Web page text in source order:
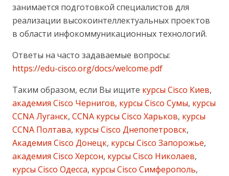
занимается подготовкой специалистов для
реализации высокоинтеллектуальных проектов
в области инфокоммуникационных технологий.
Ответы на часто задаваемые вопросы:
https://edu-cisco.org/docs/welcome.pdf
Таким образом, если Вы ищите курсы Cisco Киев,
академия Cisco Чернигов, курсы Cisco Сумы, курсы
CCNA Луганск, CCNA курсы Cisco Харьков, курсы
CCNA Полтава, курсы Cisco Днепопетровск,
Академия Cisco Донецк, курсы Cisco Запорожье,
академия Cisco Херсон, курсы Cisco Николаев,
курсы Cisco Одесса, курсы Cisco Симферополь,